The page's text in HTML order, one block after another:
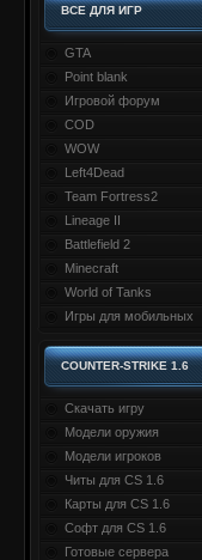
ВСЕ ДЛЯ ИГР
GTA
Point blank
Игровой форум
COD
WOW
Left4Dead
Team Fortress2
Lineage II
Battlefield 2
Minecraft
World of Tanks
Игры для мобильных
COUNTER-STRIKE 1.6
Скачать игру
Модели оружия
Модели игроков
Читы для CS 1.6
Карты для CS 1.6
Софт для CS 1.6
Готовые сервера